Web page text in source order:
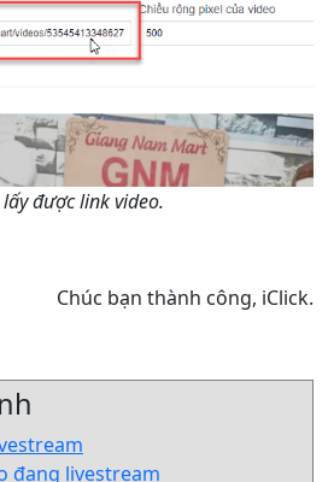
được link video.
Chúc bạn thành công, iClick.
đang livestream